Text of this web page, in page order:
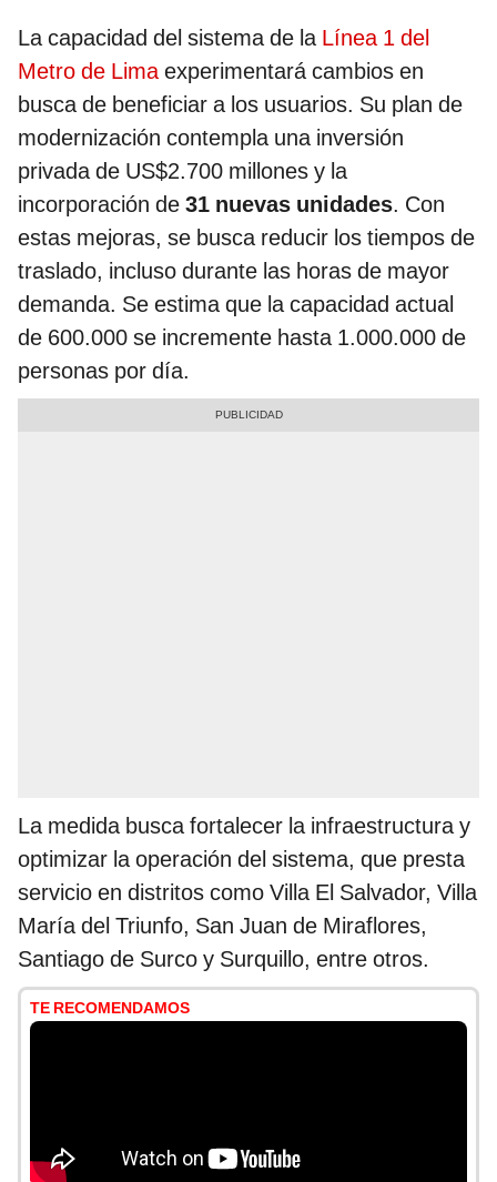
La capacidad del sistema de laLínea 1 del
Metro de Limaexperimentará cambios en
busca de beneficiar a los usuarios. Su plan de
modernización contempla una inversión
privada de US$2.700 millones y la
incorporación de 31 nuevas unidades. Con
estas mejoras, se busca reducir los tiempos de
traslado, incluso durante las horas de mayor
demanda. Se estima que la capacidad actual
de 600.000 se incremente hasta 1.000.000 de
personas por día.
La medida busca fortalecer la infraestructura y
optimizar la operación del sistema, que presta
servicio en distritos como Villa El Salvador, Villa
María del Triunfo, San Juan de Miraflores,
Santiago de Surco y Surquillo, entre otros.
TE RECOMENDAMOS